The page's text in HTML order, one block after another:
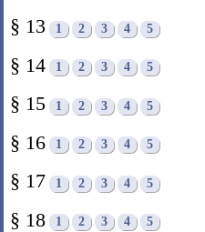
§ 13 1 2 3 4 5
§ 14 1 2 3 4 5
§ 15 1 2 3 4 5
§ 16 1 2 3 4 5
§ 17 1 2 3 4 5
§ 18 1 2 3 4 5